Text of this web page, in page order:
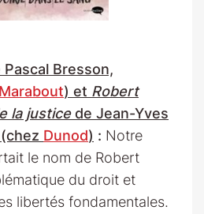
Bresson,
Marabout) et Robert
la justicede Jean-Yves
Dunod) : Notre
le nom de Robert
du droit et
libertés fondamentales.